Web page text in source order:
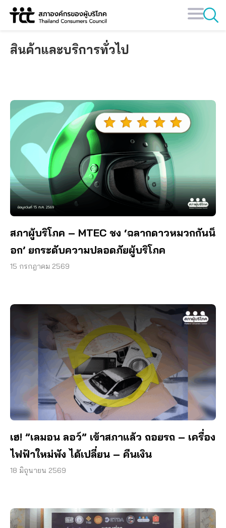
Skip
สินค้าและบริการทั่วไป
สภาผู้บริโภค – MTEC ชง ‘ฉลากดาวหมวกกันน็
อก’ ยกระดับความปลอดภัยผู้บริโภค
15 กรกฎาคม 2569
เฮ! ”เลมอน ลอว์” เข้าสภาแล้ว ถอยรถ – เครื่อง
ไฟฟ้าใหม่พัง ได้เปลี่ยน – คืนเงิน
18 มิถุนายน 2569